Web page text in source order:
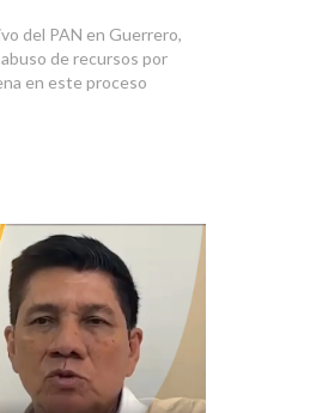
del PAN en Guerrero,
de recursos por
en este proceso